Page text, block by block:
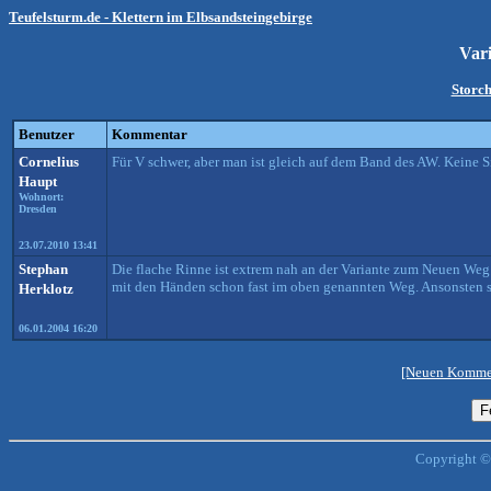
Teufelsturm.de - Klettern im Elbsandsteingebirge
Benutzer
Kommentar
Cornelius
Haupt
Wohnort:
Dresden
23.07.2010 13:41
Für V schwer, aber man ist gleich auf dem Band des AW. Keine
Stephan
Herklotz
06.01.2004 16:20
Die flache Rinne ist extrem nah an der Variante zum Neuen
mit den Händen schon fast im oben genannten Weg.
[Neuen
Copyright ©